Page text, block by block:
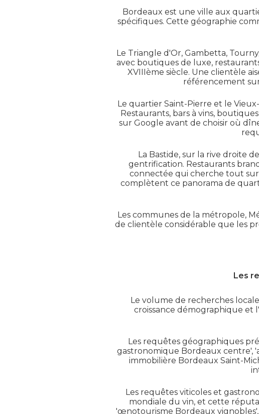
Bordeaux est une ville aux
spécifiques. Cette géographie
Le Triangle d'Or, Gambetta,
avec boutiques de luxe,
XVIIIème siècle. Une clientèle
référencement
Le quartier Saint-Pierre et le
Restaurants, bars à vins,
sur Google avant de choisir où
La Bastide, sur la rive droite
gentrification. Restaurants
connectée qui cherche tout sur
complètent ce panorama de
Les communes de la métropole,
de clientèle considérable que les
Les
Le volume de recherches
croissance démographique et
Les requêtes géographiques
gastronomique Bordeaux centre',
immobilière Bordeaux Saint-
Les requêtes viticoles et
mondiale du vin, et cette
'œnotourisme Bordeaux